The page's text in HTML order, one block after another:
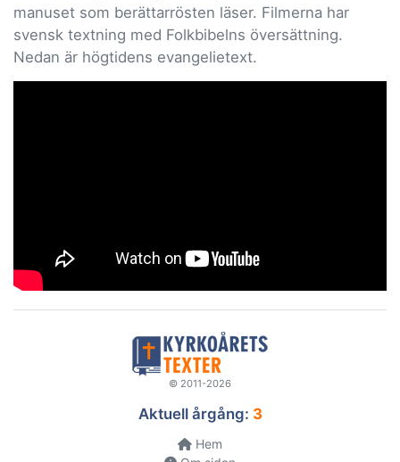
manuset som berättarrösten läser. Filmerna har
svensk textning med Folkbibelns översättning.
Nedan är högtidens evangelietext.
© 2011-2026
Aktuell årgång: 3
Hem